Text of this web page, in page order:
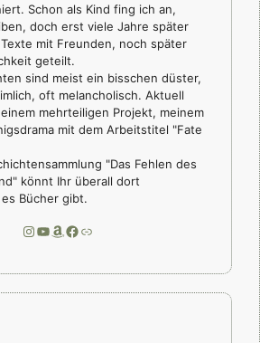
Schon als Kind fing ich an,
doch erst viele Jahre später
mit Freunden, noch später
geteilt.
sind meist ein bisschen düster,
oft melancholisch. Aktuell
mehrteiligen Projekt, meinem
mit dem Arbeitstitel "Fate
"Das Fehlen des
könnt Ihr überall dort
Bücher gibt.
Instagram
YouTube
Amazon
Facebook
Link